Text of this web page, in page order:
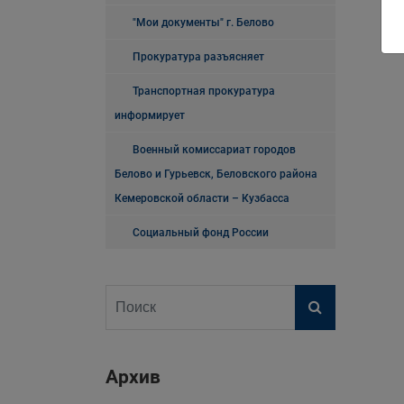
"Мои документы" г. Белово
Прокуратура разъясняет
Транспортная прокуратура
информирует
Военный комиссариат городов
Белово и Гурьевск, Беловского района
Кемеровской области – Кузбасса
Социальный фонд России
Архив